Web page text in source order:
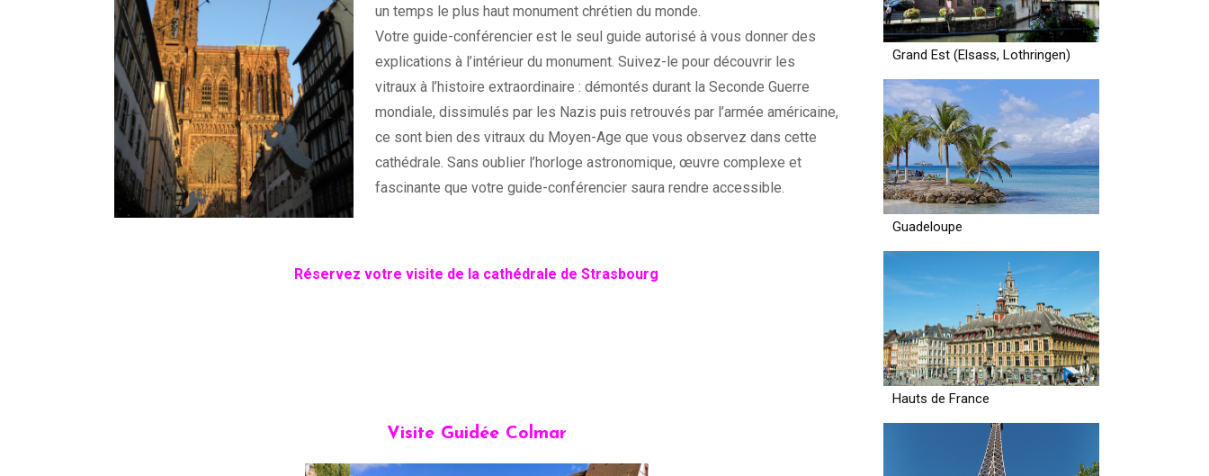
un temps le plus haut monument chrétien du monde.
Votre guide-conférencier est le seul guide autorisé à vous donner des
explications à l’intérieur du monument. Suivez-le pour découvrir les
vitraux à l’histoire extraordinaire : démontés durant la Seconde Guerre
mondiale, dissimulés par les Nazis puis retrouvés par l’armée américaine,
ce sont bien des vitraux du Moyen-Age que vous observez dans cette
cathédrale. Sans oublier l’horloge astronomique, œuvre complexe et
fascinante que votre guide-conférencier saura rendre accessible.
Réservez votre visite de la cathédrale de Strasbourg
Visite Guidée Colmar
Grand Est (Elsass, Lothringen)
Guadeloupe
Hauts de France